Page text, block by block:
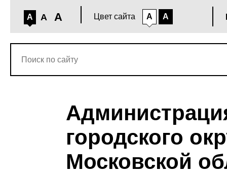
A A A Цвет сайта A A
городского
Московской